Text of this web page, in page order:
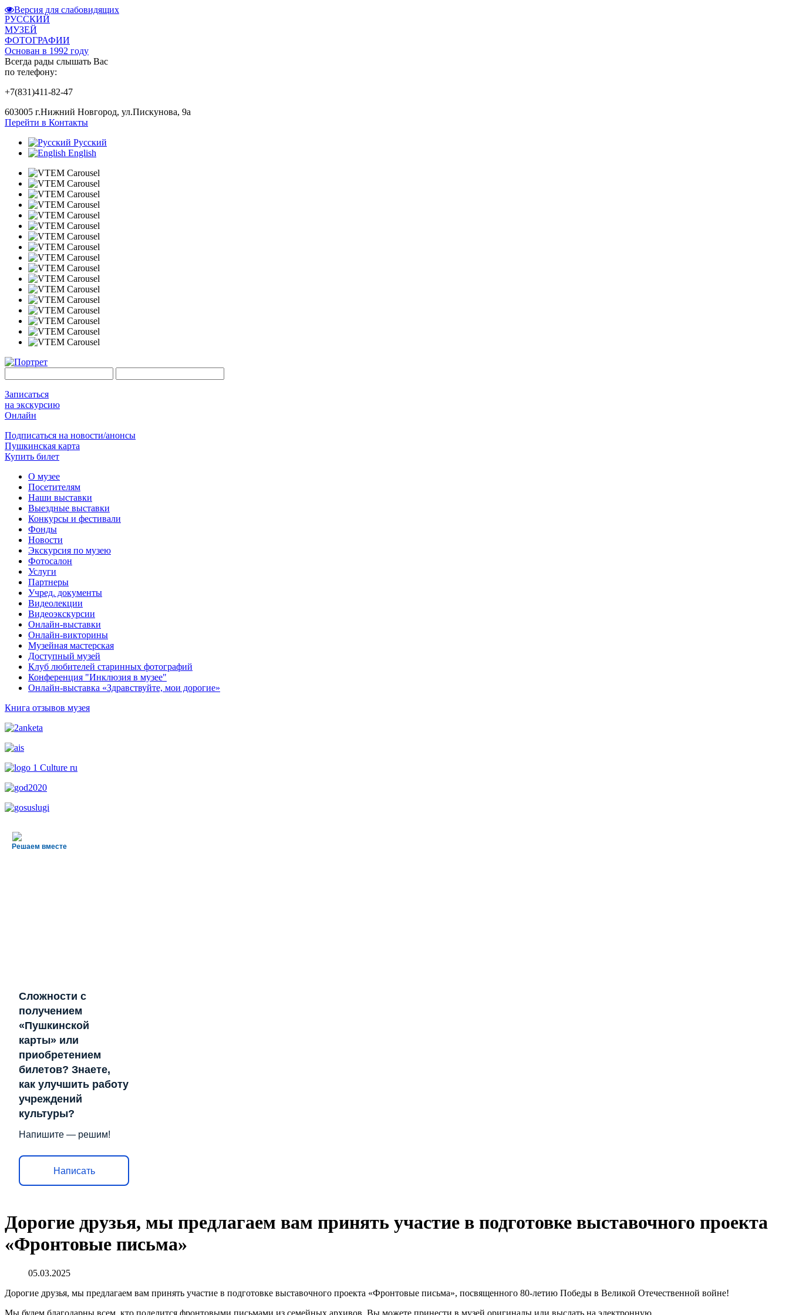
Версия для слабовидящих
РУССКИЙ
МУЗЕЙ
ФОТОГРАФИИ
Основан в 1992 году
Всегда рады слышать Вас
по телефону:
+7(831)411-82-47
603005 г.Нижний Новгород, ул.Пискунова, 9а
Перейти в Контакты
Русский
English
Записаться
на экскурсию
Онлайн
Подписаться на новости/анонсы
Пушкинская карта
Купить билет
О музее
Посетителям
Наши выставки
Выездные выставки
Конкурсы и фестивали
Фонды
Новости
Экскурсия по музею
Фотосалон
Услуги
Партнеры
Учред. документы
Видеолекции
Видеоэкскурсии
Онлайн-выставки
Онлайн-викторины
Музейная мастерская
Доступный музей
Клуб любителей старинных фотографий
Конференция "Инклюзия в музее"
Онлайн-выставка «Здравствуйте, мои дорогие»
Книга отзывов музея
Решаем вместе
Сложности с
получением
«Пушкинской
карты» или
приобретением
билетов? Знаете,
как улучшить работу
учреждений
культуры?
Напишите — решим!
Написать
Дорогие друзья, мы предлагаем вам принять участие в подготовке выставочного проекта
«Фронтовые письма»
05.03.2025
Дорогие друзья, мы предлагаем вам принять участие в подготовке выставочного проекта «Фронтовые письма», посвященного 80-летию Победы в Великой Отечественной войне!
Мы будем благодарны всем, кто поделится фронтовыми письмами из семейных архивов. Вы можете принести в музей оригиналы или выслать на электронную